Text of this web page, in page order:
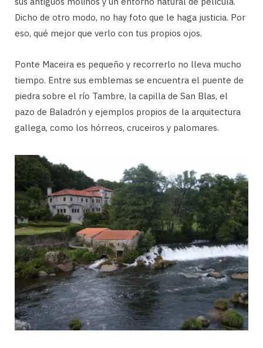
Dicho de otro modo, no hay foto que le haga justicia. Por
eso, qué mejor que verlo con tus propios ojos.
Ponte Maceira es pequeño y recorrerlo no lleva mucho
tiempo. Entre sus emblemas se encuentra el puente de
piedra sobre el río Tambre, la capilla de San Blas, el
pazo de Baladrón y ejemplos propios de la arquitectura
gallega, como los hórreos, cruceiros y palomares.